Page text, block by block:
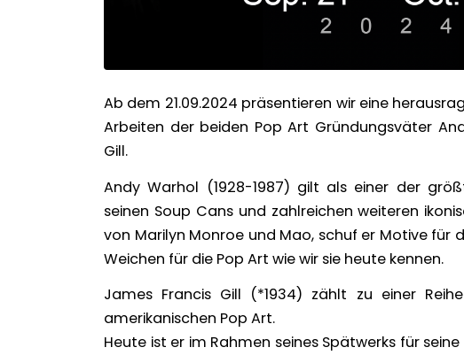
Ab dem 21.09.2024 präsentieren wir eine
Arbeiten der beiden Pop Art Gründungsväter
Gill.
Andy Warhol (1928-1987) gilt als einer der
seinen Soup Cans und zahlreichen weiteren
von Marilyn Monroe und Mao, schuf er Motive für
Weichen für die Pop Art wie wir sie heute kennen.
James Francis Gill (*1934) zählt zu einer
amerikanischen Pop Art.
Heute ist er im Rahmen seines Spätwerks für